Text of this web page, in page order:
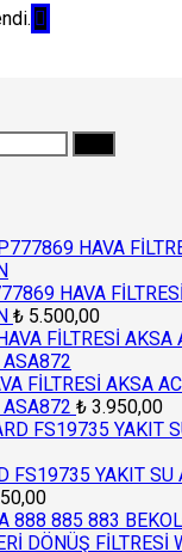
HAVA
₺ 5.500,00
FİLTRESİ AKSA
ASA872 ₺ 3.950,00
FS19735 YAKIT SU